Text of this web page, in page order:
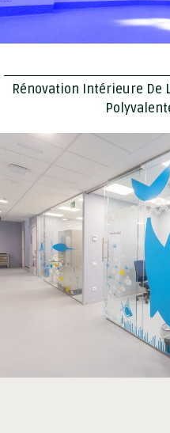
Rénovation Intérieure De